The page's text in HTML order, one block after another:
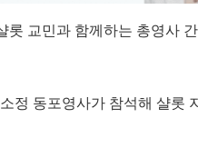
교민과 함께하는 총영사
정 동포영사가 참석해 샬롯